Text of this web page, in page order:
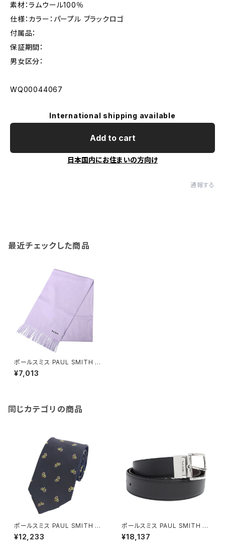
素材：ラムウール100％
仕様：カラー：パープル ブラックロゴ
付属品：
保証期間：
男女区分：
WQ00044067
International shipping available
Add to cart
日本国内にお住まいの方向け
通報する
最近チェックした商品
ポールスミス PAUL SMITH マ
フラー M1A-933D-AS04-51
メンズ ラベンダー
¥7,013
同じカテゴリの商品
ポールスミス PAUL SMITH ネ
クタイ メンズ M1A 552M ALU
450 30 ブラック
¥12,233
ポールスミス PAUL SMITH ベ
ルト M1A-4437-BCUT-78 メ
ンズ ブラック ブラウン シルバー
¥18,137